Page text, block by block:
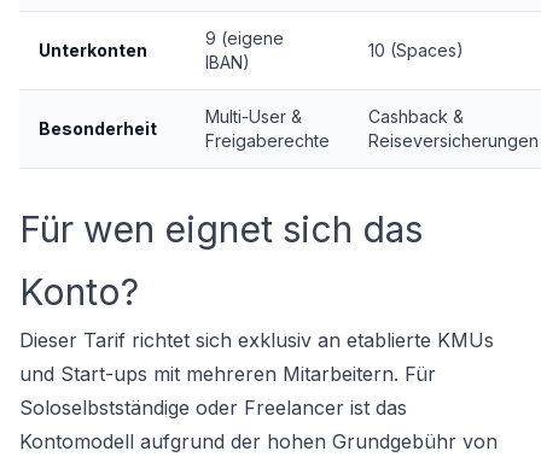
Unterkonten
9 (eigene
IBAN)
10 (Spaces)
Besonderheit
Multi-User &
Freigaberechte
Cashback &
Reiseversicherungen
Für wen eignet sich das
Konto?
Dieser Tarif richtet sich exklusiv an etablierte KMUs
und Start-ups mit mehreren Mitarbeitern. Für
Soloselbstständige oder Freelancer ist das
Kontomodell aufgrund der hohen Grundgebühr von